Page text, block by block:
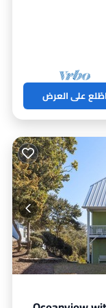
اطّلع على العرض